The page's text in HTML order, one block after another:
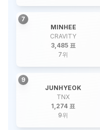
7
MINHEE
CRAVITY
3,485 표
7위
9
JUNHYEOK
TNX
1,274 표
9위